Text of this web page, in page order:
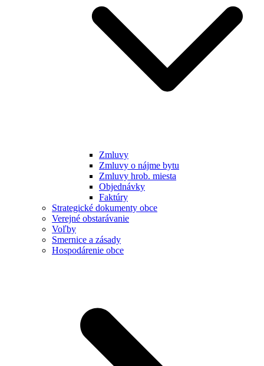
Zmluvy
Zmluvy o nájme bytu
Zmluvy hrob. miesta
Objednávky
Faktúry
Strategické dokumenty obce
Verejné obstarávanie
Voľby
Smernice a zásady
Hospodárenie obce